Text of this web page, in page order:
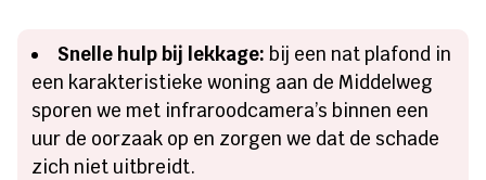
Snelle hulp bij lekkage: bij een nat plafond in
een karakteristieke woning aan de Middelweg
sporen we met infraroodcamera’s binnen een
uur de oorzaak op en zorgen we dat de schade
zich niet uitbreidt.